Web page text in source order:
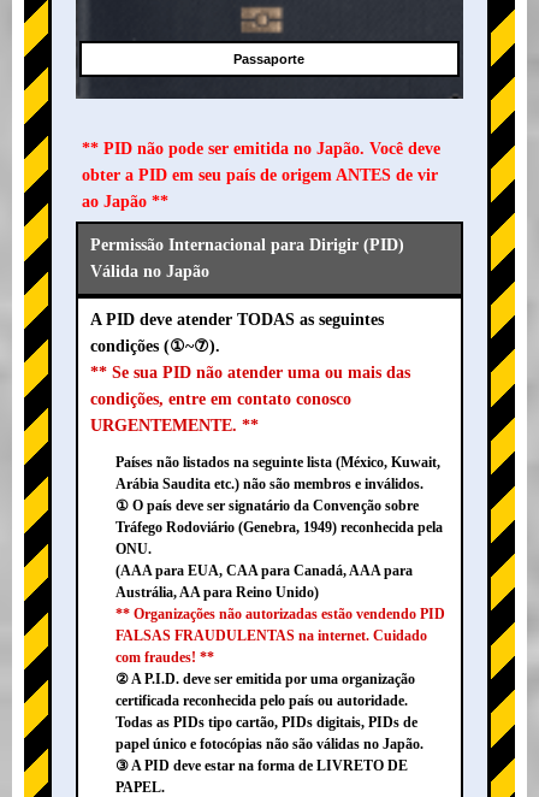
Passaporte
** PID não pode ser emitida no Japão. Você deve
obter a PID em seu país de origem ANTES de vir
ao Japão **
Permissão Internacional para Dirigir (PID)
Válida no Japão
A PID deve atender TODAS as seguintes
condições (①~⑦).
** Se sua PID não atender uma ou mais das
condições, entre em contato conosco
URGENTEMENTE. **
Países não listados na seguinte lista (México, Kuwait,
Arábia Saudita etc.) não são membros e inválidos.
① O país deve ser signatário da Convenção sobre
Tráfego Rodoviário (Genebra, 1949) reconhecida pela
ONU.
(AAA para EUA, CAA para Canadá, AAA para
Austrália, AA para Reino Unido)
** Organizações não autorizadas estão vendendo PID
FALSAS FRAUDULENTAS na internet. Cuidado
com fraudes! **
② A P.I.D. deve ser emitida por uma organização
certificada reconhecida pelo país ou autoridade.
Todas as PIDs tipo cartão, PIDs digitais, PIDs de
papel único e fotocópias não são válidas no Japão.
③ A PID deve estar na forma de LIVRETO DE
PAPEL.